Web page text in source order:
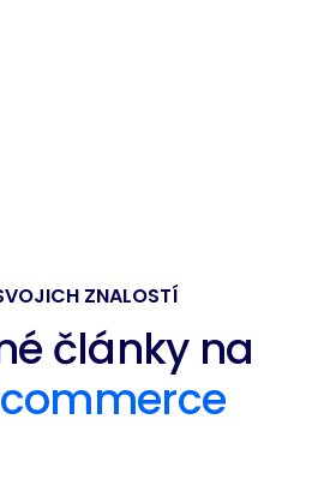
ZNALOSTÍ
články na